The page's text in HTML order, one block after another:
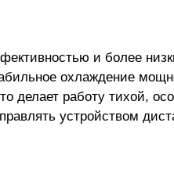
и более
охлаждение
делает работу тихой,
устройством